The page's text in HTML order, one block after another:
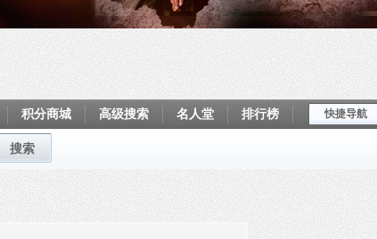
快捷导航
积分商城 高级搜索 名人堂
排行榜
搜索